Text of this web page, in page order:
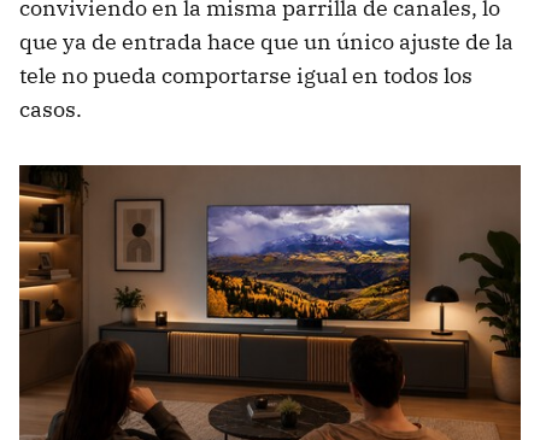
conviviendo en la misma parrilla de canales, lo
que ya de entrada hace que un único ajuste de la
tele no pueda comportarse igual en todos los
casos.